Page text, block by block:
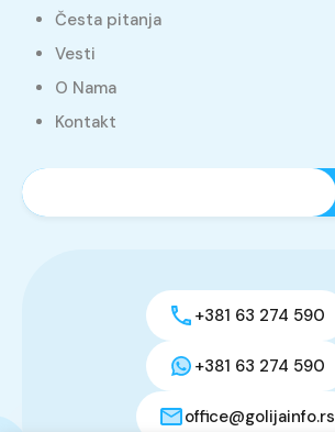
Česta pitanja
Vesti
O Nama
Kontakt
+381 63 274 590
+381 63 274 590
office@golijainfo.rs